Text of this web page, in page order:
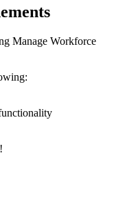
Manage Workforce